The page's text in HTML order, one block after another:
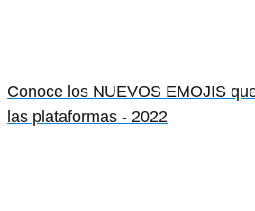
Conoce los NUEVOS EMOJIS
las plataformas - 2022